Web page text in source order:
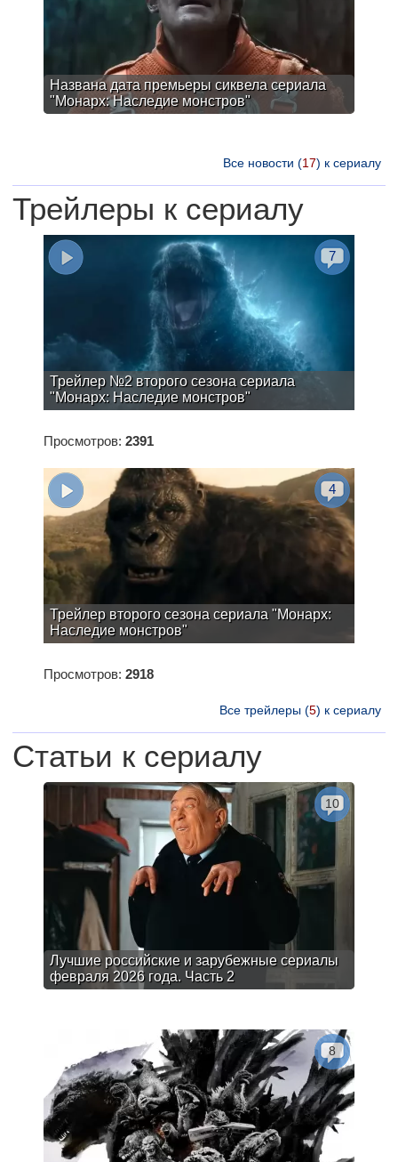
Названа дата премьеры сиквела сериала
"Монарх: Наследие монстров"
Все новости (17) к сериалу
Трейлеры к сериалу
Трейлер №2 второго сезона сериала
"Монарх: Наследие монстров"
7
Просмотров: 2391
Трейлер второго сезона сериала "Монарх:
Наследие монстров"
4
Просмотров: 2918
Все трейлеры (5) к сериалу
Статьи к сериалу
Лучшие российские и зарубежные сериалы
февраля 2026 года. Часть 2
10
8